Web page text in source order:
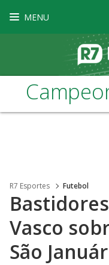
MENU
R7 Esportes Futebol
Vasco
São